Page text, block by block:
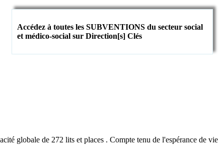
Accédez à toutes les SUBVENTIONS du secteur social
et médico-social sur Direction[s] Clés
globale de 272 lits et places . Compte tenu de l'espérance de vie